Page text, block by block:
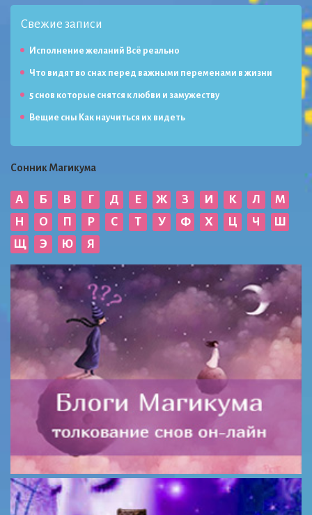
Свежие записи
Исполнение желаний Всё реально
Что видят во снах перед важными переменами в жизни
5 снов которые снятся к любви и замужеству
Вещие сны Как научиться их видеть
Сонник Магикума
А Б В Г Д Е Ж З И К Л
М
Н
О П Р С Т У Ф Х Ц Ч
Ш
Щ
Э Ю Я